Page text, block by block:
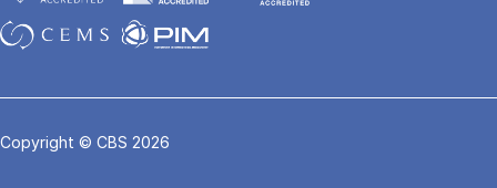
Copyright © CBS 2026